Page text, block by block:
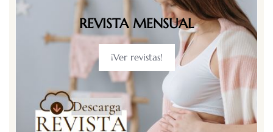
REVISTA MENSUAL
¡Ver revistas!